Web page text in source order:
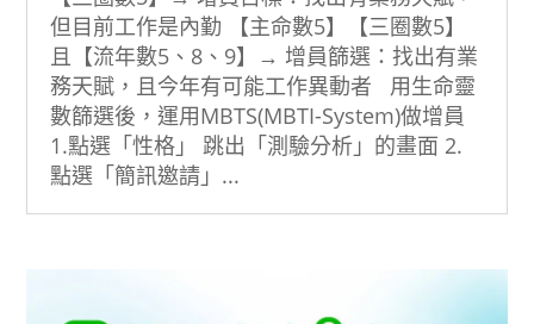
但目前工作是內勤 【主命數5】【三圈數5】
且【流年數5、8、9】→ 增員篩選：找出有業
務天賦，且今年有可能工作異動者 用生命靈
數篩選後，運用MBTS(MBTI-System)做增員
1.點選「性格」 跳出「測驗分析」的畫面 2.
點選「簡訊邀請」...